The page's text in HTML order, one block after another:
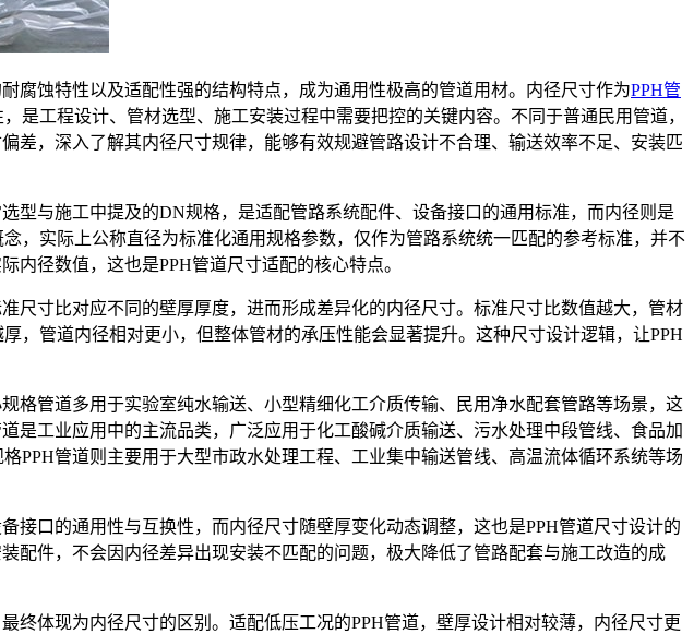
腐蚀特性以及适配性强的结构特点，成为通用性极高的管道用材。内径尺寸作为PPH管
工程设计、管材选型、施工安装过程中需要把控的关键内容。不同于普通民用管道，
差，深入了解其内径尺寸规律，能够有效规避管路设计不合理、输送效率不足、安装匹
型与施工中提及的DN规格，是适配管路系统配件、设备接口的通用标准，而内径则是
，实际上公称直径为标准化通用规格参数，仅作为管路系统统一匹配的参考标准，并不
内径数值，这也是PPH管道尺寸适配的核心特点。
尺寸比对应不同的壁厚厚度，进而形成差异化的内径尺寸。标准尺寸比数值越大，管材
，管道内径相对更小，但整体管材的承压性能会显著提升。这种尺寸设计逻辑，让PPH
格管道多用于实验室纯水输送、小型精细化工介质传输、民用净水配套管路等场景，这
是工业应用中的主流品类，广泛应用于化工酸碱介质输送、污水处理中段管线、食品加
PPH管道则主要用于大型市政水处理工程、工业集中输送管线、高温流体循环系统等场
口的通用性与互换性，而内径尺寸随壁厚变化动态调整，这也是PPH管道尺寸设计的
配件，不会因内径差异出现安装不匹配的问题，极大降低了管路配套与施工改造的成
体现为内径尺寸的区别。适配低压工况的PPH管道，壁厚设计相对较薄，内径尺寸更